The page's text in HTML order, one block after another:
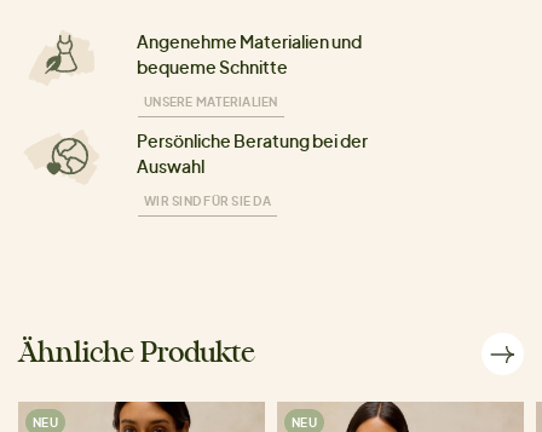
Angenehme Materialien und
bequeme Schnitte
UNSERE MATERIALIEN
Persönliche Beratung bei der
Auswahl
WIR SIND FÜR SIE DA
Ähnliche Produkte
NEU NEU